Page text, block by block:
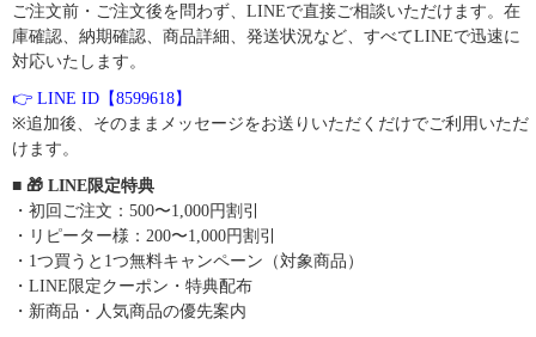
ご注文前・ご注文後を問わず、LINEで直接ご相談いただけます。在
庫確認、納期確認、商品詳細、発送状況など、すべてLINEで迅速に
対応いたします。
👉 LINE ID【8599618】
※追加後、そのままメッセージをお送りいただくだけでご利用いただ
けます。
■ 🎁 LINE限定特典
・初回ご注文：500〜1,000円割引
・リピーター様：200〜1,000円割引
・1つ買うと1つ無料キャンペーン（対象商品）
・LINE限定クーポン・特典配布
・新商品・人気商品の優先案内